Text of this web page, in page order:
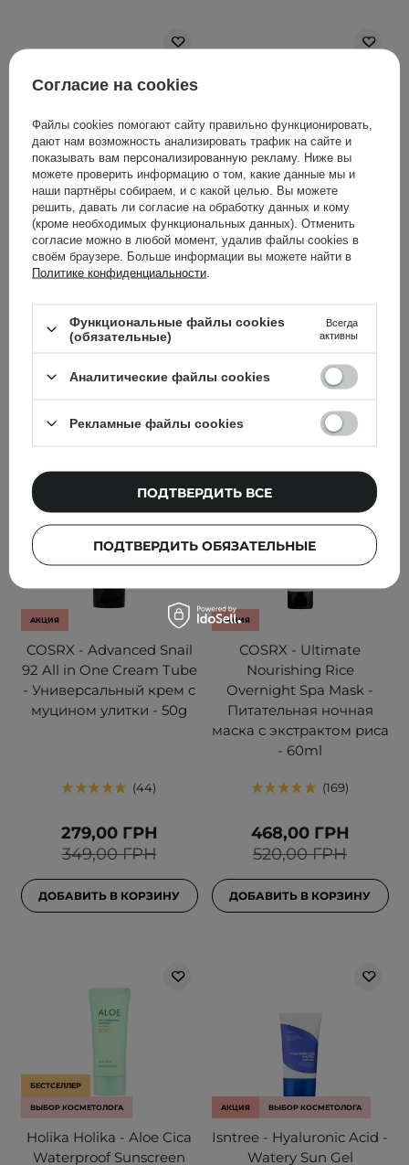
АКЦИЯ БЕСТСЕЛЛЕР
Celimax - Dual Barrier
Skin Wearable Cream -
Легкий крем для лица с
церамидами - 50ml
929,00 ГРН
797,00 ГРН
ВЫБОР КОСМЕТОЛОГА
SkinTra - Let Your Skin
Feed On - Питательный
крем с пребиотиками -
50ml
730,00 ГРН
ДОБАВИТЬ В КОРЗИНУ
АКЦИЯ
COSRX - Advanced Snail
92 All in One Cream Tube
- Универсальный крем с
муцином улитки - 50g
44
349,00 ГРН
279,00 ГРН
ДОБАВИТЬ В КОРЗИНУ
АКЦИЯ
COSRX - Ultimate
Nourishing Rice
Overnight Spa Mask -
Питательная ночная
маска с экстрактом риса
- 60ml
169
520,00 ГРН
468,00 ГРН
ДОБАВИТЬ В КОРЗИНУ
БЕСТСЕЛЛЕР
ВЫБОР КОСМЕТОЛОГА
Holika Holika - Aloe Cica
Waterproof Sunscreen
АКЦИЯ ВЫБОР КОСМЕТОЛОГА
Isntree - Hyaluronic Acid -
Watery Sun Gel
Согласие на cookies
Файлы cookies помогают сайту правильно функционировать,
дают нам возможность анализировать трафик на сайте и
показывать вам персонализированную рекламу. Ниже вы
можете проверить информацию о том, какие данные мы и
наши партнёры собираем, и с какой целью. Вы можете
решить, давать ли согласие на обработку данных и кому
(кроме необходимых функциональных данных). Отменить
согласие можно в любой момент, удалив файлы cookies в
своём браузере. Больше информации вы можете найти в
Политике конфиденциальности
Функциональные файлы cookies
(обязательные)
Всегда
активны
Аналитические файлы cookies
Рекламные файлы cookies
ПОДТВЕРДИТЬ ОБЯЗАТЕЛЬНЫЕ
ПОДТВЕРДИТЬ ВСЕ